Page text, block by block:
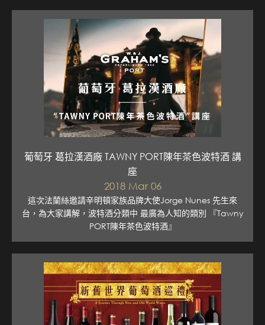
葡萄牙 葛拉漢酒廠 TAWNY PORT陳年茶色波特酒 講
座
2018 Mar 06
這次法蘭絲邀請辛明頓家族品牌大使Jorge Nunes 先生來
台，為大家講解，波特酒分類中 最廣為人知的類別 『Tawny
PORT陳年茶色波特酒』